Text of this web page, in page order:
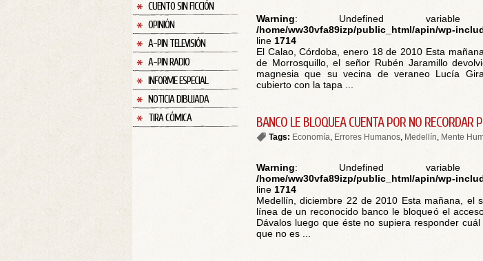
CUENTO SIN FICCIÓN
OPINIÓN
A-PIN TELEVISIÓN
A-PIN RADIO
INFORME ESPECIAL
NOTICIA DIBUJADA
TIRA CÓMICA
Warning: Undefined
/home/ww30vfa89izp/public_html/apin/wp-
line 1714
El Calao, Córdoba, enero 18 de 2010 Esta
de Morrosquillo, el señor Rubén Jaramillo
magnesia que su vecina de veraneo Lucía
cubierto con la tapa ...
BANCO LE BLOQUEA CUENTA POR NO RECORDAR
Tags: Economía, Errores Humanos, Medellín, Mente
Warning: Undefined
/home/ww30vfa89izp/public_html/apin/wp-
line 1714
Medellín, diciembre 22 de 2010 Esta mañana, el
línea de un reconocido banco le bloqueó el
Dávalos luego que éste no supiera responder
que no es ...